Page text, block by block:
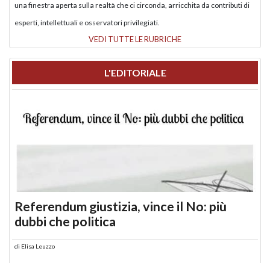
una finestra aperta sulla realtà che ci circonda, arricchita da contributi di
esperti, intellettuali e osservatori privilegiati.
VEDI TUTTE LE RUBRICHE
L'EDITORIALE
Referendum giustizia, vince il No: più
dubbi che politica
di Elisa Leuzzo